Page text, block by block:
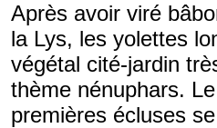
Après avoir viré
la Lys, les yolettes
végétal cité-jardin
thème nénuphars.
premières écluses